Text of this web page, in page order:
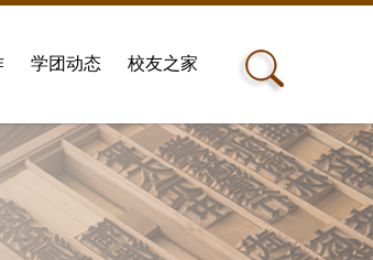
学团动态 校友之家